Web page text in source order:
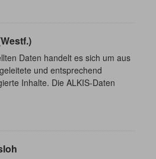
Daten handelt es sich um aus
und entsprechend
Inhalte. Die ALKIS-Daten